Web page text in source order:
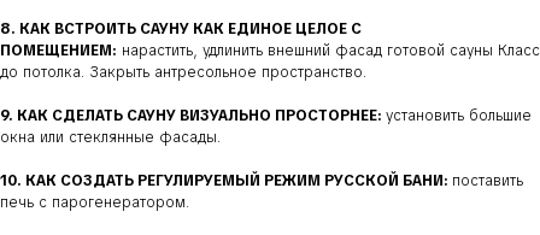
8. КАК ВСТРОИТЬ САУНУ КАК ЕДИНОЕ ЦЕЛОЕ С
ПОМЕЩЕНИЕМ: нарастить, удлинить внешний фасад готовой сауны Класс
до потолка. Закрыть антресольное пространство.
9. КАК СДЕЛАТЬ САУНУ ВИЗУАЛЬНО ПРОСТОРНЕЕ: установить большие
окна или стеклянные фасады.
10. КАК СОЗДАТЬ РЕГУЛИРУЕМЫЙ РЕЖИМ РУССКОЙ БАНИ: поставить
печь с парогенератором.